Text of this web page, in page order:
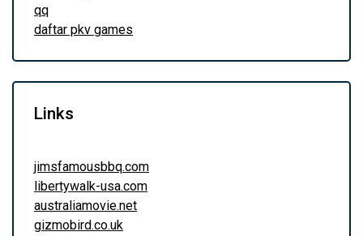
qq
daftar pkv games
Links
jimsfamousbbq.com
libertywalk-usa.com
australiamovie.net
gizmobird.co.uk